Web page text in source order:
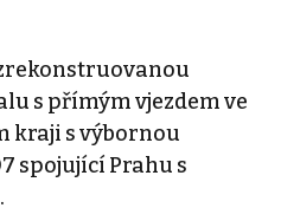
s přímým vjezdem ve
kraji s výbornou
spojující Prahu s